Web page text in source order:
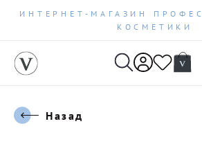
ИНТЕРНЕТ-МАГАЗИН
КОСМЕТИКИ
Назад